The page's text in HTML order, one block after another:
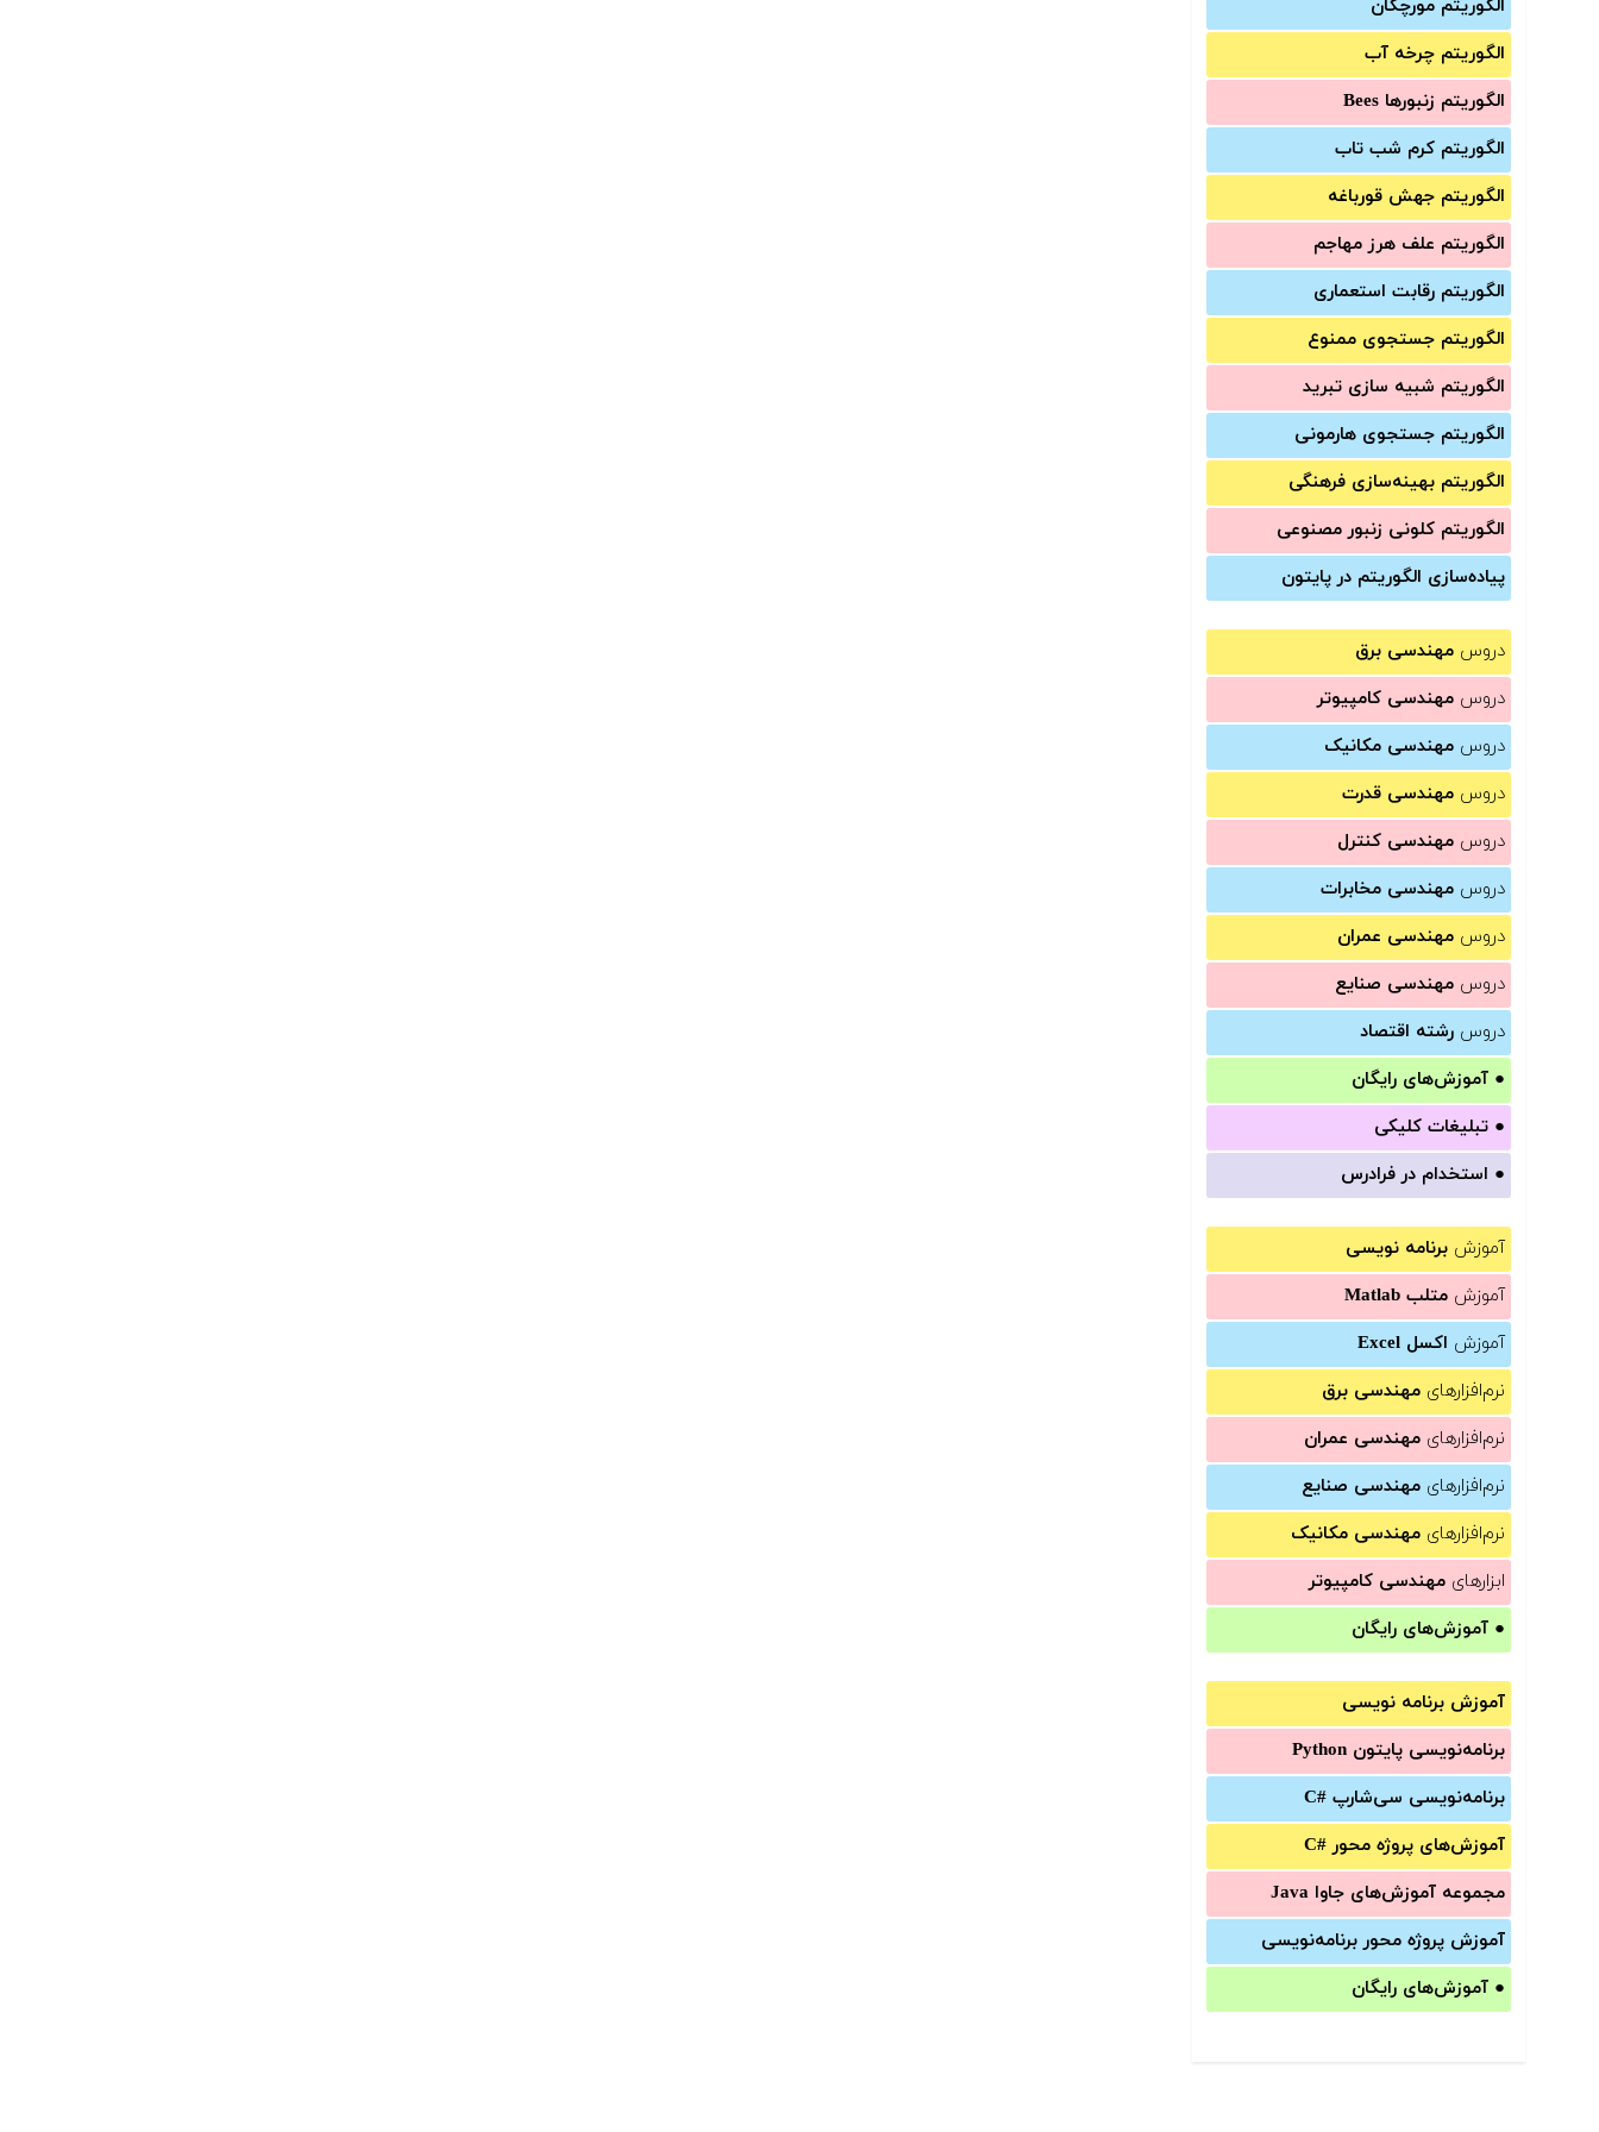
الگوریتم مورچگان
الگوریتم چرخه آب
الگوریتم زنبورها Bees
الگوریتم کرم شب تاب
الگوریتم جهش قورباغه
الگوریتم علف هرز مهاجم
الگوریتم رقابت استعماری
الگوریتم جستجوی ممنوع
الگوریتم شبیه سازی تبرید
الگوریتم جستجوی هارمونی
الگوریتم بهینه‌سازی فرهنگی
الگوریتم کلونی زنبور مصنوعی
پیاده‌سازی الگوریتم در پایتون
دروس مهندسی برق
دروس مهندسی کامپیوتر
دروس مهندسی مکانیک
دروس مهندسی قدرت
دروس مهندسی کنترل
دروس مهندسی مخابرات
دروس مهندسی عمران
دروس مهندسی صنایع
دروس رشته اقتصاد
● آموزش‌های رایگان
● تبلیغات کلیکی
● استخدام در فرادرس
آموزش برنامه نویسی
آموزش متلب Matlab
آموزش اکسل Excel
نرم‌افزارهای مهندسی برق
نرم‌افزارهای مهندسی عمران
نرم‌افزارهای مهندسی صنایع
نرم‌افزارهای مهندسی مکانیک
ابزارهای مهندسی کامپیوتر
● آموزش‌های رایگان
آموزش برنامه نویسی
برنامه‌نویسی پایتون Python
برنامه‌‌نویسی سی‌شارپ C#‎
آموزش‌های پروژه محور #C
مجموعه آموزش‌های جاوا Java
آموزش‌ پروژه محور برنامه‌نویسی
● آموزش‌های رایگان